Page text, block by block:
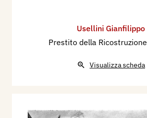
Usellini Gianfilippo
Prestito della Ricostruzione
Visualizza scheda